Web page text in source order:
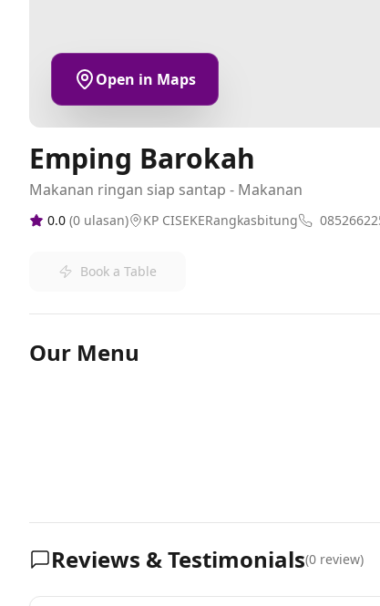
Open in Maps
Emping Barokah
Makanan ringan siap santap - Makanan
0.0 (0 ulasan) KP CISEKERangkasbitung
Book a Table
Our Menu
Reviews & Testimonials(0 review)